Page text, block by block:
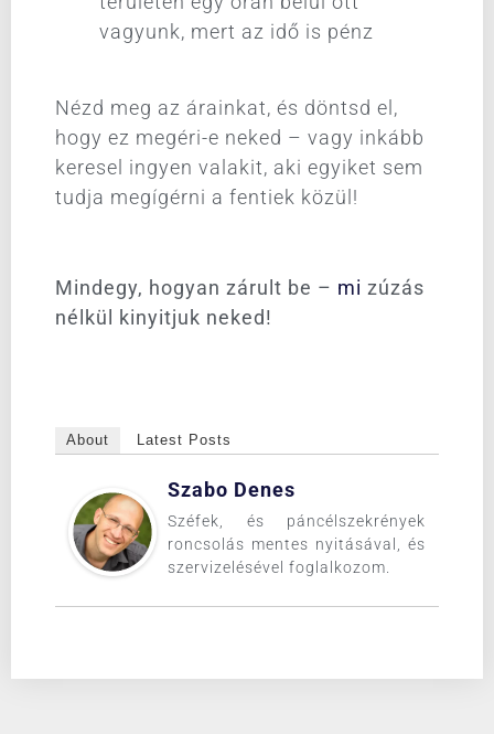
vagyunk, mert az idő is pénz
Nézd meg az árainkat, és döntsd el,
hogy ez megéri-e neked – vagy inkább
keresel ingyen valakit, aki egyiket sem
tudja megígérni a fentiek közül!
Mindegy, hogyan zárult be – mi zúzás
nélkül kinyitjuk neked!
About Latest Posts
Szabo Denes
Széfek, és páncélszekrények
roncsolás mentes nyitásával, és
szervizelésével foglalkozom.